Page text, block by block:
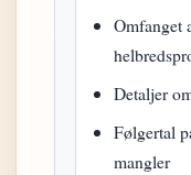
Omfanget
Detaljer
Følgertal
mangler